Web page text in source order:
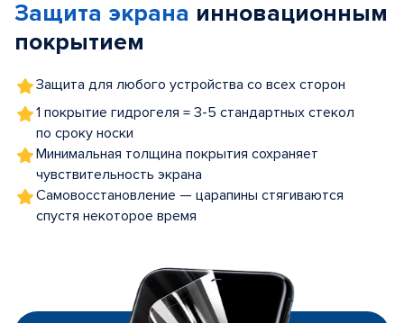
5
Защита экрана инновационным
покрытием
Защита для любого устройства со всех сторон
1 покрытие гидрогеля = 3-5 стандартных стекол
по сроку носки
Минимальная толщина покрытия сохраняет
чувствительность экрана
Самовосстановление — царапины стягиваются
спустя некоторое время